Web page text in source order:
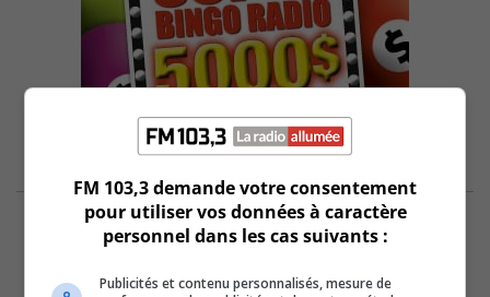
FM 103,3 demande votre consentement
pour utiliser vos données à caractère
personnel dans les cas suivants :
Publicités et contenu personnalisés, mesure de